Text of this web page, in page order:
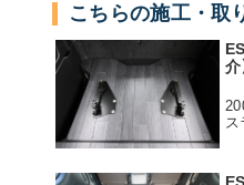
こちらの施工・取
介